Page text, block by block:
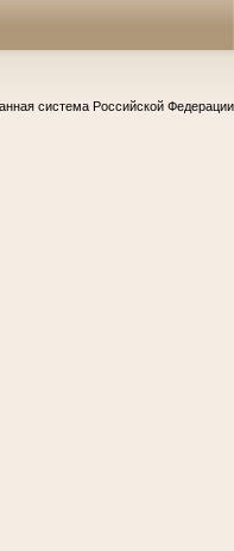
система Российской